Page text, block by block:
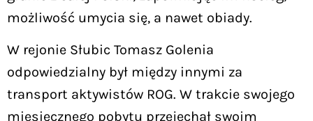
możliwość umycia się, a nawet obiady.
W rejonie Słubic Tomasz Golenia
odpowiedzialny był między innymi za
transport aktywistów ROG. W trakcie swojego
miesięcznego pobytu przejechał swoim